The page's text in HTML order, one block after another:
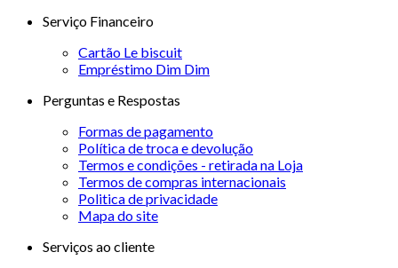
Serviço Financeiro
Cartão Le biscuit
Empréstimo Dim Dim
Perguntas e Respostas
Formas de pagamento
Política de troca e devolução
Termos e condições - retirada na Loja
Termos de compras internacionais
Politica de privacidade
Mapa do site
Serviços ao cliente